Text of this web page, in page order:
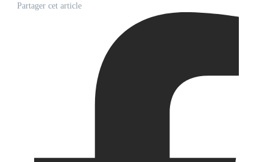
Partager cet article